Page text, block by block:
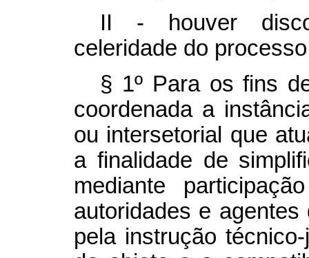
II - houver
celeridade do
§ 1º Para os fins
coordenada a
ou intersetorial que
a finalidade de
mediante
autoridades e
pela instrução